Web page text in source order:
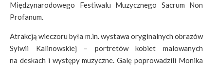
Międzynarodowego Festiwalu Muzycznego Sacrum Non
Profanum.
Atrakcją wieczoru była m.in. wystawa oryginalnych obrazów
Sylwii Kalinowskiej – portretów kobiet malowanych
na deskach i występy muzyczne. Galę poprowadzili Monika